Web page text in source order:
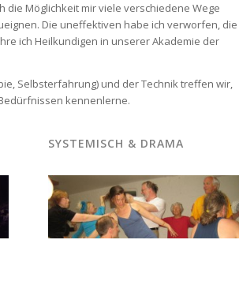
die Möglichkeit mir viele verschiedene Wege
Die uneffektiven habe ich verworfen, die
ich Heilkundigen in unserer Akademie der
Selbsterfahrung) und der Technik treffen wir,
kennenlerne.
EMDR